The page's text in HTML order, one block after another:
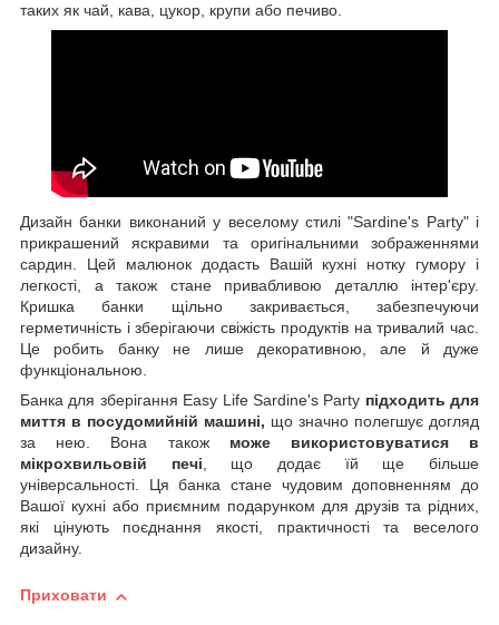
таких як чай, кава, цукор, крупи або печиво.
Дизайн банки виконаний у веселому стилі "Sardine's Party" і
прикрашений яскравими та оригінальними зображеннями
сардин. Цей малюнок додасть Вашій кухні нотку гумору і
легкості, а також стане привабливою деталлю інтер'єру.
Кришка банки щільно закривається, забезпечуючи
герметичність і зберігаючи свіжість продуктів на тривалий час.
Це робить банку не лише декоративною, але й дуже
функціональною.
Банка для зберігання Easy Life Sardine's Party підходить для
миття в посудомийній машині, що значно полегшує догляд
за нею. Вона також може використовуватися в
мікрохвильовій печі, що додає їй ще більше
універсальності. Ця банка стане чудовим доповненням до
Вашої кухні або приємним подарунком для друзів та рідних,
які цінують поєднання якості, практичності та веселого
дизайну.
Приховати